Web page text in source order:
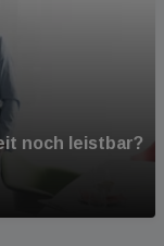
noch leistbar?